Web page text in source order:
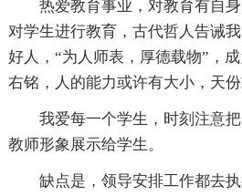
热爱教育事业，对教育有自
对学生进行教育，古代哲人告诫
好人，“为人师表，厚德载物”，
右铭，人的能力或许有大小，天份
我爱每一个学生，时刻注意
教师形象展示给学生。
缺点是，领导安排工作都去